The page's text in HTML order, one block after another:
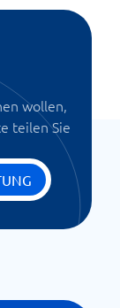
wollen,
teilen Sie